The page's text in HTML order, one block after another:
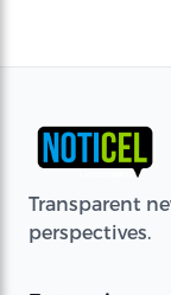
Transparent
perspectives.